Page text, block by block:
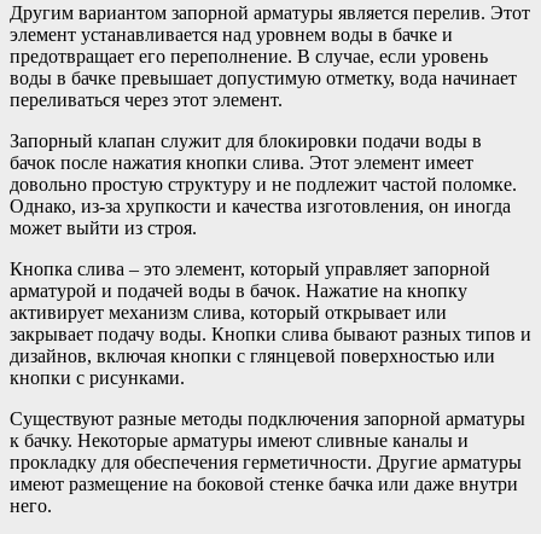
Другим вариантом запорной арматуры является перелив. Этот
элемент устанавливается над уровнем воды в бачке и
предотвращает его переполнение. В случае, если уровень
воды в бачке превышает допустимую отметку, вода начинает
переливаться через этот элемент.
Запорный клапан служит для блокировки подачи воды в
бачок после нажатия кнопки слива. Этот элемент имеет
довольно простую структуру и не подлежит частой поломке.
Однако, из-за хрупкости и качества изготовления, он иногда
может выйти из строя.
Кнопка слива – это элемент, который управляет запорной
арматурой и подачей воды в бачок. Нажатие на кнопку
активирует механизм слива, который открывает или
закрывает подачу воды. Кнопки слива бывают разных типов и
дизайнов, включая кнопки с глянцевой поверхностью или
кнопки с рисунками.
Существуют разные методы подключения запорной арматуры
к бачку. Некоторые арматуры имеют сливные каналы и
прокладку для обеспечения герметичности. Другие арматуры
имеют размещение на боковой стенке бачка или даже внутри
него.